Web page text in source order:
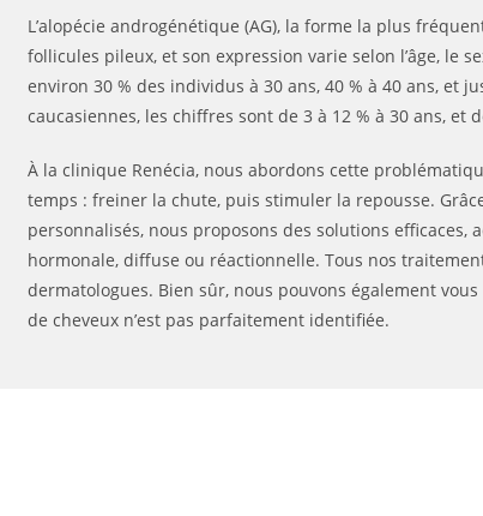
L’alopécie androgénétique (AG), la forme la plus
follicules pileux, et son expression varie selon l’âge, le
environ 30 % des individus à 30 ans, 40 % à 40 ans, et
caucasiennes, les chiffres sont de 3 à 12 % à 30 ans, et
À la clinique Renécia, nous abordons cette
temps : freiner la chute, puis stimuler la repousse.
personnalisés, nous proposons des solutions efficaces,
hormonale, diffuse ou réactionnelle. Tous nos
dermatologues. Bien sûr, nous pouvons également
de cheveux n’est pas parfaitement identifiée.